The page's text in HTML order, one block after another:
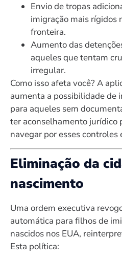
Envio de tropas
imigração mais rígidos
fronteira.
Aumento das
aqueles que tentam
irregular.
Como isso afeta você? A
aumenta a possibilidade de
para aqueles sem
ter aconselhamento jurídico
navegar por esses controles
Eliminação da
nascimento
Uma ordem executiva
automática para filhos de
nascidos nos EUA,
Esta política: